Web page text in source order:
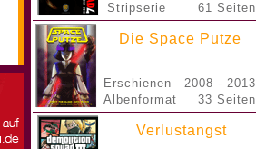
Stripserie
61 Seiten
Die Space Putze
Erschienen
Albenformat
2008 - 2013
33 Seiten
Verlustangst